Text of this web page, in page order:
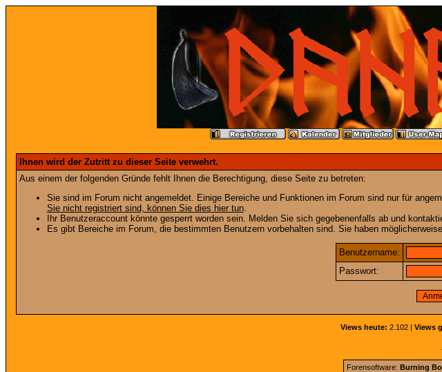
Ihnen wird der Zutritt zu dieser Seite verwehrt.
Aus einem der folgenden Gründe fehlt Ihnen die Berechtigung, diese Seite zu betreten:
Sie sind im Forum nicht angemeldet. Einige Bereiche und Funktionen im Forum sind nur für
Sie nicht registriert sind, können Sie dies hier tun.
Ihr Benutzeraccount könnte gesperrt worden sein. Melden Sie sich gegebenenfalls ab und
Es gibt Bereiche im Forum, die bestimmten Benutzern vorbehalten sind. Sie haben
Benutzername:
Passwort:
Views heute: 2.102 | Views
Forensoftware: Burning